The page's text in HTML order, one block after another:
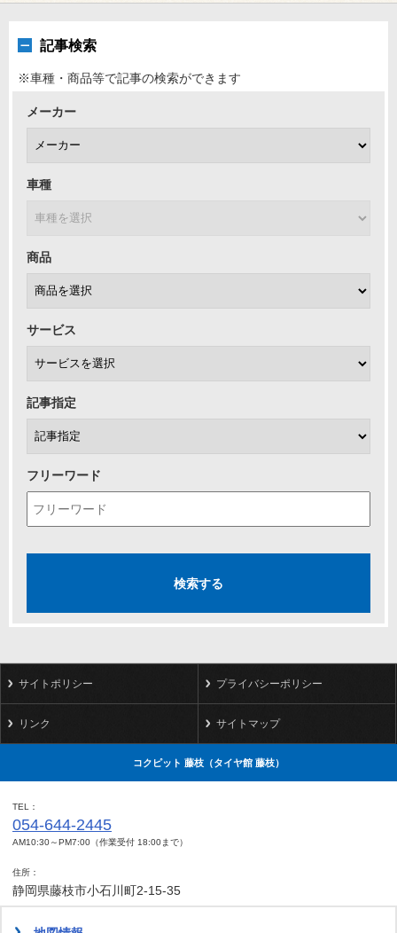
記事検索
※車種・商品等で記事の検索ができます
メーカー
車種
商品
サービス
記事指定
フリーワード
サイトポリシー プライバシーポリシー
リンク サイトマップ
コクピット 藤枝（タイヤ館 藤枝）
TEL
054-644-2445
AM10:30～PM7:00（作業受付 18:00まで）
住所
静岡県藤枝市小石川町2-15-35